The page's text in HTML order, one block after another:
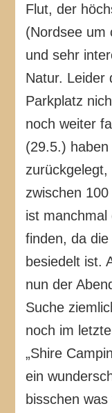
Flut, der
(Nordsee um
und sehr
Natur. Leider
Parkplatz
noch weiter
(29.5.)
zurückgelegt,
zwischen
ist manchmal
finden, da
besiedelt ist.
nun der
Suche
noch im
„Shire
ein
bisschen